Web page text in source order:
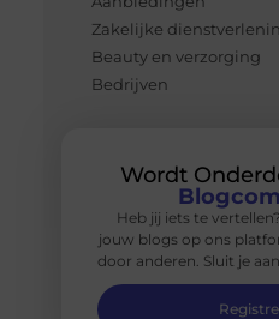
Zakelijke
Beauty en verzorging
Bedrijven
Wordt
Heb jij iets te
jouw blogs op ons
door anderen. Sluit je